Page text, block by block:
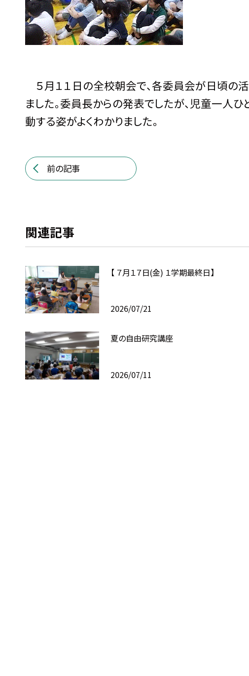
５月１１日の全校朝会で、各委員会が日頃の
ました。委員長からの発表でしたが、児童一人
動する姿がよくわかりました。
前の記事
関連記事
【 ７月１７日(金) １学期最終日】
2026/07/21
夏の自由研究講座
2026/07/11